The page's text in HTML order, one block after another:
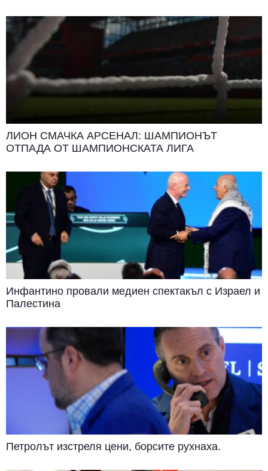
ЛИОН СМАЧКА АРСЕНАЛ: ШАМПИОНЪТ
ОТПАДА ОТ ШАМПИОНСКАТА ЛИГА
Инфантино провали медиен спектакъл с Израел и
Палестина
Петролът изстреля цени, борсите рухнаха.